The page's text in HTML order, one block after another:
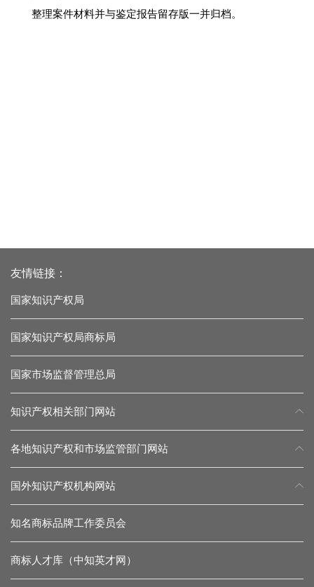
整理案件材料并与鉴定报告留存版一并归档。
友情链接：
国家知识产权局
国家知识产权局商标局
国家市场监督管理总局
知识产权相关部门网站
各地知识产权和市场监管部门网站
国外知识产权机构网站
知名商标品牌工作委员会
商标人才库（中知英才网）